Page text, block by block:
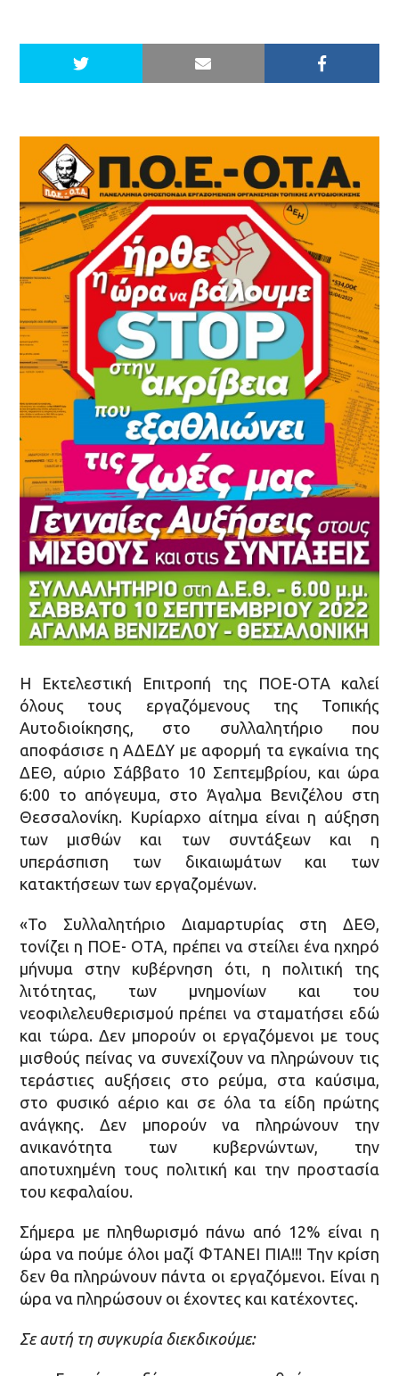
Η Εκτελεστική Επιτροπή της ΠΟΕ-ΟΤΑ καλεί
όλους τους εργαζόμενους της Τοπικής
Αυτοδιοίκησης, στο συλλαλητήριο που
αποφάσισε η ΑΔΕΔΥ με αφορμή τα εγκαίνια της
ΔΕΘ, αύριο Σάββατο 10 Σεπτεμβρίου, και ώρα
6:00 το απόγευμα, στο Άγαλμα Βενιζέλου στη
Θεσσαλονίκη. Κυρίαρχο αίτημα είναι η αύξηση
των μισθών και των συντάξεων και η
υπεράσπιση των δικαιωμάτων και των
κατακτήσεων των εργαζομένων.
«Το Συλλαλητήριο Διαμαρτυρίας στη ΔΕΘ,
τονίζει η ΠΟΕ- ΟΤΑ, πρέπει να στείλει ένα ηχηρό
μήνυμα στην κυβέρνηση ότι, η πολιτική της
λιτότητας, των μνημονίων και του
νεοφιλελευθερισμού πρέπει να σταματήσει εδώ
και τώρα. Δεν μπορούν οι εργαζόμενοι με τους
μισθούς πείνας να συνεχίζουν να πληρώνουν τις
τεράστιες αυξήσεις στο ρεύμα, στα καύσιμα,
στο φυσικό αέριο και σε όλα τα είδη πρώτης
ανάγκης. Δεν μπορούν να πληρώνουν την
ανικανότητα των κυβερνώντων, την
αποτυχημένη τους πολιτική και την προστασία
του κεφαλαίου.
Σήμερα με πληθωρισμό πάνω από 12% είναι η
ώρα να πούμε όλοι μαζί ΦΤΑΝΕΙ ΠΙΑ!!! Την κρίση
δεν θα πληρώνουν πάντα οι εργαζόμενοι. Είναι η
ώρα να πληρώσουν οι έχοντες και κατέχοντες.
Σε αυτή τη συγκυρία διεκδικούμε: